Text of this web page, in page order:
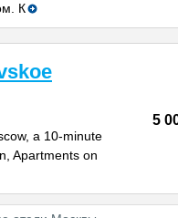
К
a 10-minute
Apartments on
5